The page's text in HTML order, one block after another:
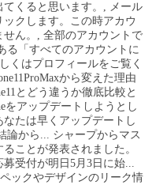
くると思います。, メール
クします。この時アカウ
ん。, 全部のアカウントで
る「すべてのアカウントに
くはプロフィールをご覧く
から変えた理由
とどう違うか徹底比較と
をアップデートしようとし
たは早くアップデートし
論から... シャープからマス
ことが発表されました。
受付が明日5月3日に始...
ックやデザインのリーク情